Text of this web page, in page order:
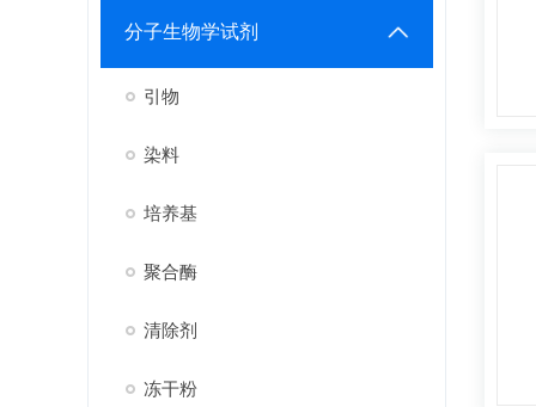
分子生物学试剂
引物
染料
培养基
聚合酶
清除剂
冻干粉